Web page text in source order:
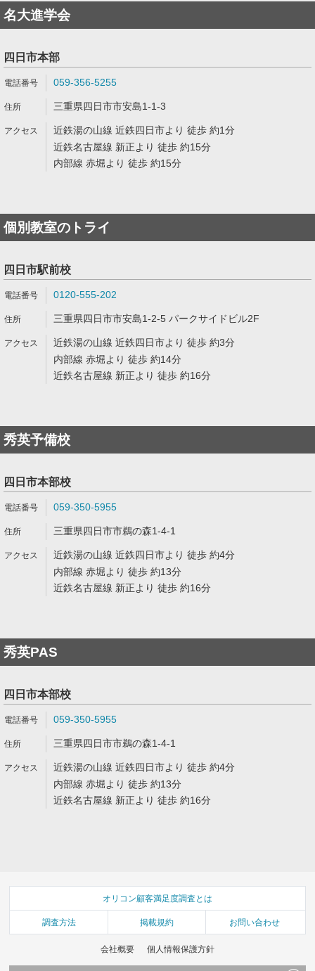
名大進学会
四日市本部
059-356-5255
三重県四日市市安島1-1-3
近鉄湯の山線 近鉄四日市より 徒歩 約1分
近鉄名古屋線 新正より 徒歩 約15分
内部線 赤堀より 徒歩 約15分
個別教室のトライ
四日市駅前校
0120-555-202
三重県四日市市安島1-2-5 パークサイドビル2F
近鉄湯の山線 近鉄四日市より 徒歩 約3分
内部線 赤堀より 徒歩 約14分
近鉄名古屋線 新正より 徒歩 約16分
秀英予備校
四日市本部校
059-350-5955
三重県四日市市鵜の森1-4-1
近鉄湯の山線 近鉄四日市より 徒歩 約4分
内部線 赤堀より 徒歩 約13分
近鉄名古屋線 新正より 徒歩 約16分
秀英PAS
四日市本部校
059-350-5955
三重県四日市市鵜の森1-4-1
近鉄湯の山線 近鉄四日市より 徒歩 約4分
内部線 赤堀より 徒歩 約13分
近鉄名古屋線 新正より 徒歩 約16分
オリコン顧客満足度調査とは
調査方法 掲載規約 お問い合わせ
会社概要 個人情報保護方針